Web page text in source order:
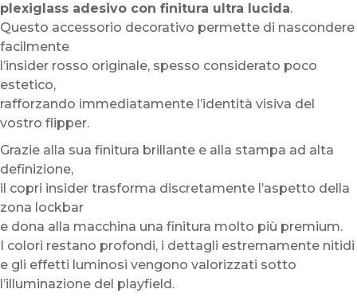
plexiglass adesivo con finitura ultra lucida.
Questo accessorio decorativo permette di nascondere
facilmente
l’insider rosso originale, spesso considerato poco
estetico,
rafforzando immediatamente l’identità visiva del
vostro flipper.
Grazie alla sua finitura brillante e alla stampa ad alta
definizione,
il copri insider trasforma discretamente l’aspetto della
zona lockbar
e dona alla macchina una finitura molto più premium.
I colori restano profondi, i dettagli estremamente nitidi
e gli effetti luminosi vengono valorizzati sotto
l’illuminazione del playfield.